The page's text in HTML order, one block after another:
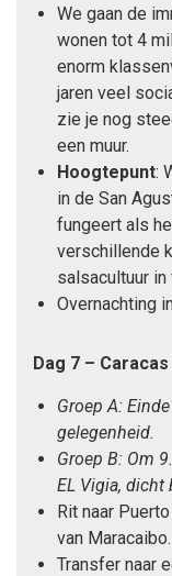
We gaan de
wonen tot 4
enorm
jaren veel
zie je nog
een muur.
Hoogtepunt:
in de San
fungeert als
verschillende
salsacultuur in
Overnachting
Dag 7 –
Groep A:
gelegenheid.
Groep B: Om
EL Vigia, dicht
Rit naar
van Maracaibo.
Transfer naar